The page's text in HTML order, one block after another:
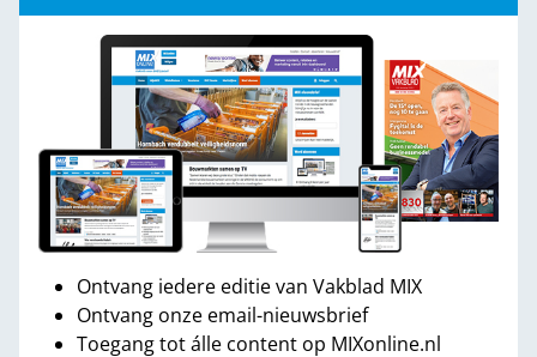
Ontvang iedere editie van Vakblad MIX
Ontvang onze email-nieuwsbrief
Toegang tot álle content op MIXonline.nl